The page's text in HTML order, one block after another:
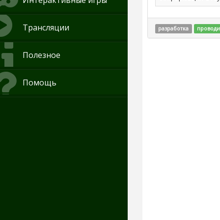
Трансляции
Полезное
Помощь
разработка